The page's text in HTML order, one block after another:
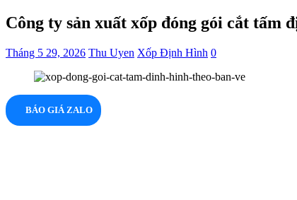
Công ty sản xuất xốp đóng gói cắt tấm
Tháng 5 29, 2026 Thu Uyen Xốp Định Hình 0
BÁO GIÁ ZALO